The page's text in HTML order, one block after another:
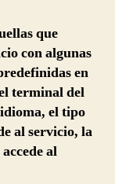
que
con algunas
en
terminal del
el tipo
al servicio, la
al